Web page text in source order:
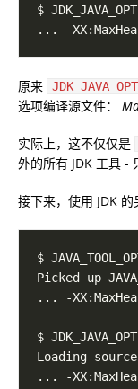
$
... -
原来
选项编译源文件：
实际上，这不仅仅是
外的所有 JDK 工具 -
接下来，使用 JDK
$
... -
$
... -